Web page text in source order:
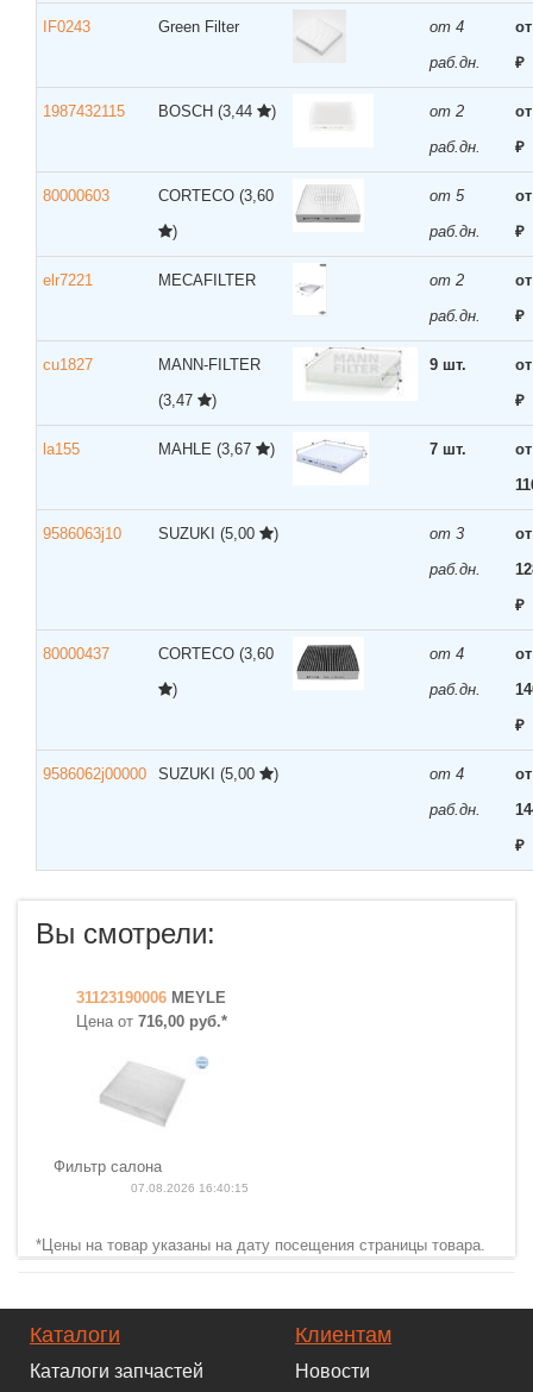
IF0243 Green Filter
от 4
раб.дн.
₽
1987432115 BOSCH (3,44 )
от 2
раб.дн.
₽
80000603 CORTECO (3,60
)
от 5
раб.дн.
₽
elr7221 MECAFILTER
от 2
раб.дн.
₽
cu1827
MANN-FILTER
(3,47
)
9 шт.
₽
la155 MAHLE (3,67 ) 7 шт.
от
9586063j10 SUZUKI (5,00 )
от 3
раб.дн.
от
₽
80000437 CORTECO (3,60
)
от 4
раб.дн.
от
₽
9586062j00000 SUZUKI (5,00 )
от 4
раб.дн.
от
₽
Вы смотрели:
31123190006 MEYLE
Цена от 716,00 руб.*
Фильтр салона
07.08.2026 16:40:15
*Цены на товар указаны на дату посещения страницы товара.
Каталоги
Каталоги запчастей
Клиентам
Новости